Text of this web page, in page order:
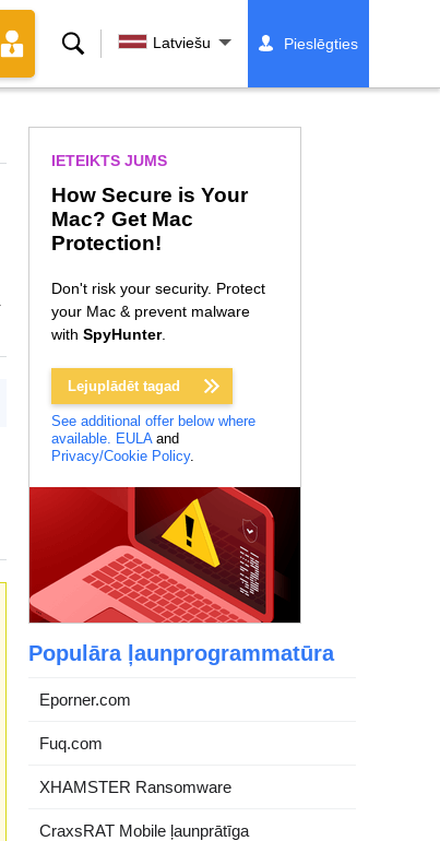
Meklēt Latviešu Pieslēgties
IETEIKTS JUMS
How Secure is Your
Mac? Get Mac
Protection!
Don't risk your security. Protect
your Mac & prevent malware
with SpyHunter.
Lejuplādēt tagad
See additional offer below where
available. EULAand
Privacy/Cookie Policy.
Populāra ļaunprogrammatūra
Eporner.com
Fuq.com
XHAMSTER Ransomware
CraxsRAT Mobile ļaunprātīga